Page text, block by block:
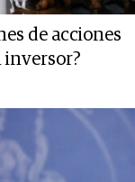
de acciones
inversor?